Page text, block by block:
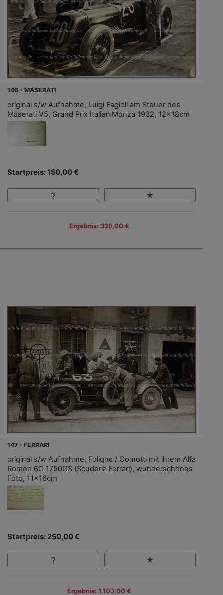
146 - MASERATI
original s/w Aufnahme, Luigi Fagioli am Steuer des
Maserati V5, Grand Prix Italien Monza 1932, 12x18cm
Startpreis: 150,00 €
Ergebnis: 330,00 €
147 - FERRARI
original s/w Aufnahme, Foligno / Comotti mit ihrem Alfa
Romeo 6C 1750GS (Scuderia Ferrari), wunderschönes
Foto, 11x16cm
Startpreis: 250,00 €
Ergebnis: 1.100,00 €